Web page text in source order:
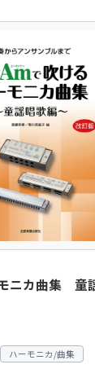
ニカ曲集 童
ハーモニカ/曲集